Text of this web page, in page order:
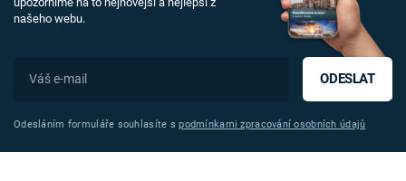
našeho webu.
ODESLAT
Odesláním formuláře souhlasíte spodmínkami zpracování osobních údajů